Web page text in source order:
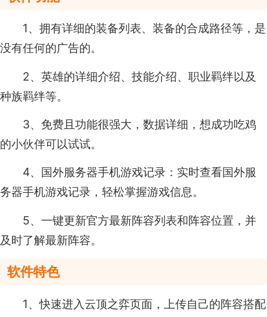
1、拥有详细的装备列表、装备的合成路径等，是
没有任何的广告的。
2、英雄的详细介绍、技能介绍、职业羁绊以及
种族羁绊等。
3、免费且功能很强大，数据详细，想成功吃鸡
的小伙伴可以试试。
4、国外服务器手机游戏记录：实时查看国外服
务器手机游戏记录，轻松掌握游戏信息。
5、一键更新官方最新阵容列表和阵容位置，并
及时了解最新阵容。
软件特色
1、快速进入云顶之弈页面，上传自己的阵容搭配